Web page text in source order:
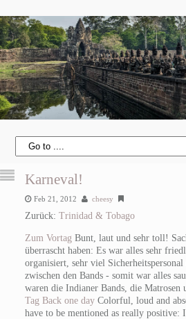
Karneval!
Feb 21, 2012 cheesy
Zurück: Trinidad & Tobago
Zum Vortag Bunt, laut und sehr toll!
überrascht haben: Es war alles sehr
organisiert, sehr viel
zwischen den Bands - somit war alles
waren die Indianer Bands, die Matrosen
Tag Back one dayColorful, loud and
have to be mentioned as really positive: